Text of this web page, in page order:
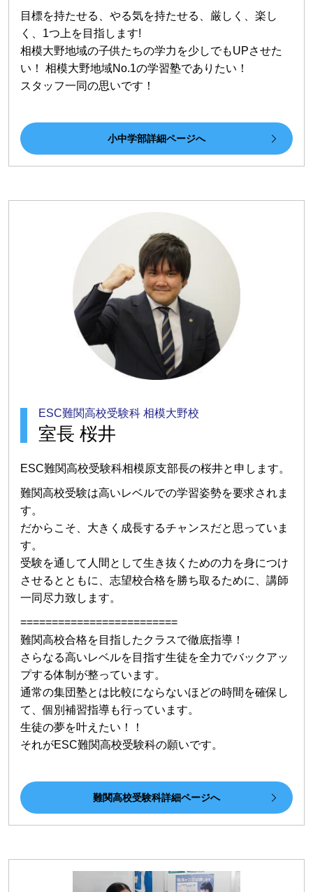
目標を持たせる、やる気を持たせる、厳しく、楽し
く、1つ上を目指します!
相模大野地域の子供たちの学力を少しでもUPさせた
い！ 相模大野地域No.1の学習塾でありたい！
スタッフ一同の思いです！
小中学部詳細ページへ
ESC難関高校受験科 相模大野校
室長 桜井
ESC難関高校受験科相模原支部長の桜井と申します。
難関高校受験は高いレベルでの学習姿勢を要求されま
す。
だからこそ、大きく成長するチャンスだと思っていま
す。
受験を通して人間として生き抜くための力を身につけ
させるとともに、志望校合格を勝ち取るために、講師
一同尽力致します。
=========================
難関高校合格を目指したクラスで徹底指導！
さらなる高いレベルを目指す生徒を全力でバックアッ
プする体制が整っています。
通常の集団塾とは比較にならないほどの時間を確保し
て、個別補習指導も行っています。
生徒の夢を叶えたい！！
それがESC難関高校受験科の願いです。
難関高校受験科詳細ページへ